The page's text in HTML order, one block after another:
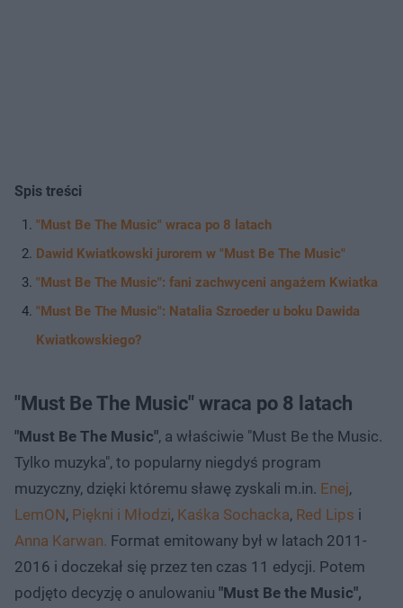
Spis treści
"Must Be The Music" wraca po 8 latach
Dawid Kwiatkowski jurorem w "Must Be The Music"
"Must Be The Music": fani zachwyceni angażem Kwiatka
"Must Be The Music": Natalia Szroeder u boku Dawida
Kwiatkowskiego?
"Must Be The Music" wraca po 8 latach
"Must Be The Music", a właściwie "Must Be the Music.
Tylko muzyka", to popularny niegdyś program
muzyczny, dzięki któremu sławę zyskali m.in. Enej,
LemON, Piękni i Młodzi, Kaśka Sochacka, Red Lips i
Anna Karwan. Format emitowany był w latach 2011-
2016 i doczekał się przez ten czas 11 edycji. Potem
podjęto decyzję o anulowaniu "Must Be the Music",